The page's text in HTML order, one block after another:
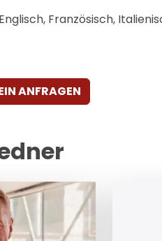
Französisch,
ANFRAGEN